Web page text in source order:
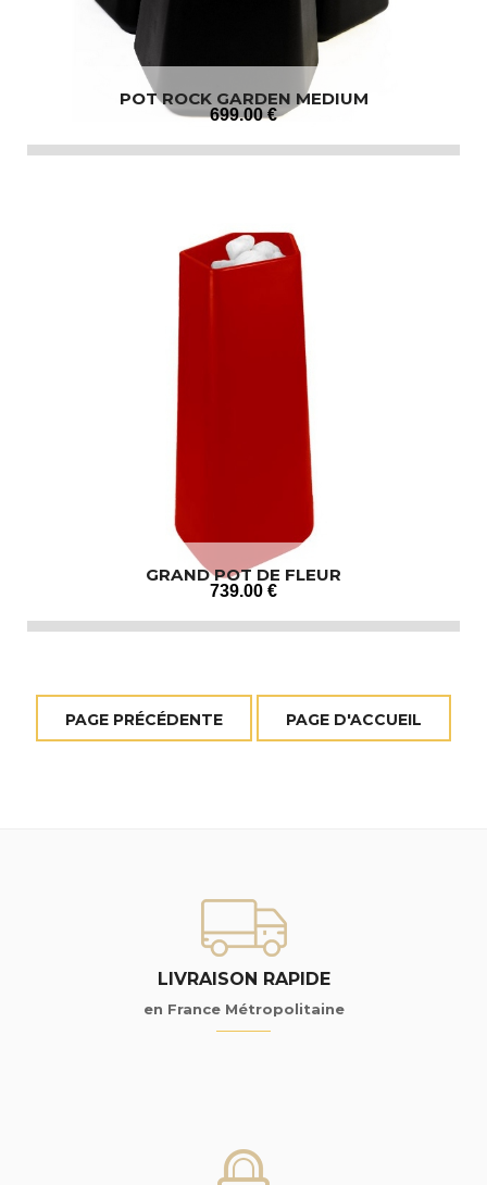
POT ROCK GARDEN MEDIUM
699.00 €
GRAND POT DE FLEUR
739.00 €
LIVRAISON RAPIDE
en France Métropolitaine